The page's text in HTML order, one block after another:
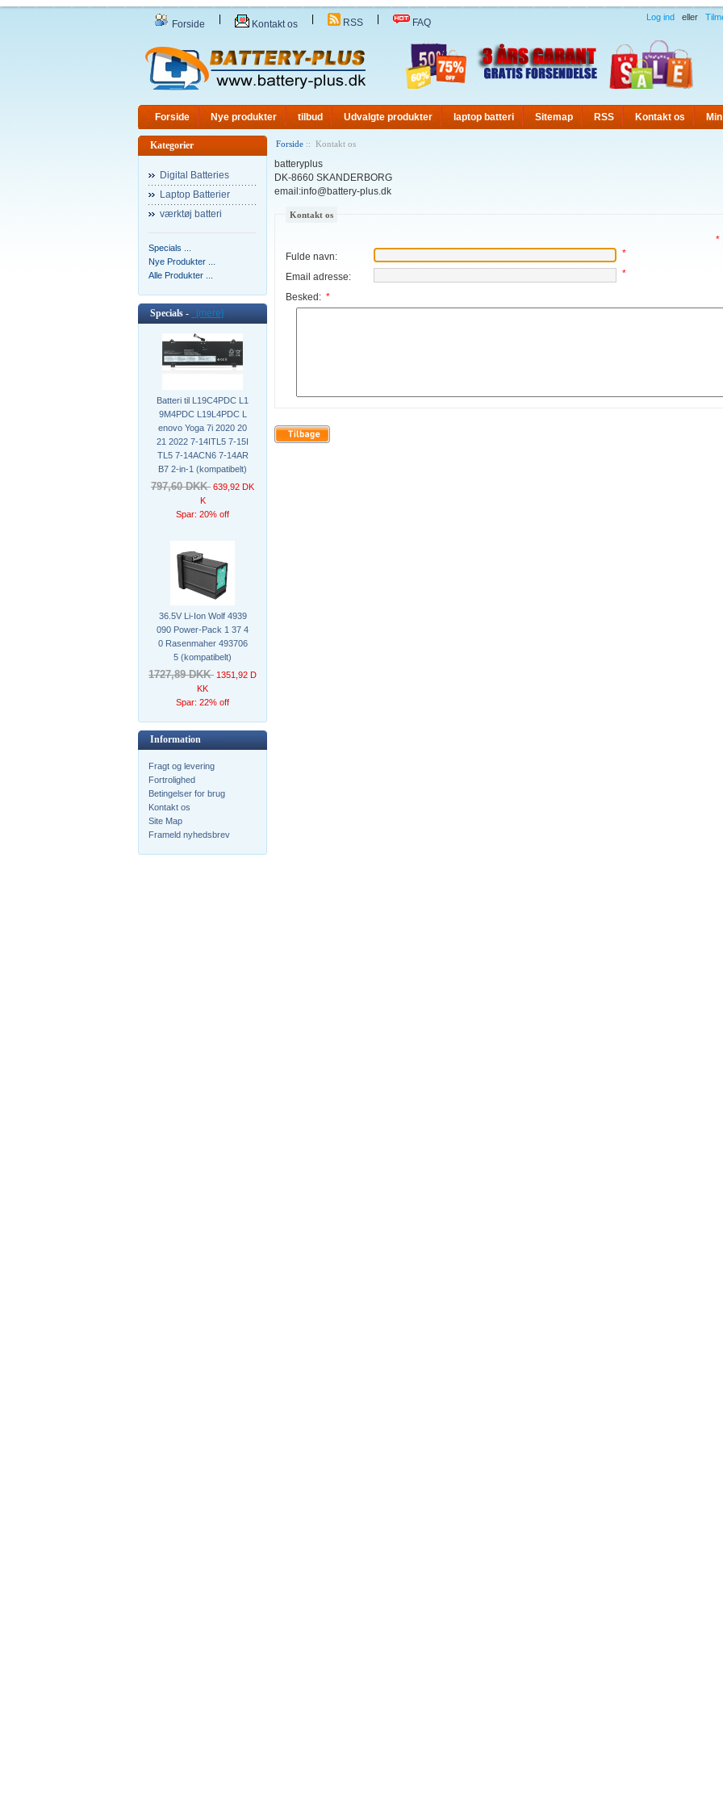
Forside Kontakt os RSS FAQ Log ind eller
Forside Nye produkter tilbud Udvalgte produkter laptop batteri Sitemap RSS Kontakt os
Kategorier
Digital Batteries
Laptop Batterier
værktøj batteri
Specials ...
Nye Produkter ...
Alle Produkter ...
Specials - [mere]
Batteri til L19C4PDC L1
9M4PDC L19L4PDC L
enovo Yoga 7i 2020 20
21 2022 7-14ITL5 7-15I
TL5 7-14ACN6 7-14AR
B7 2-in-1 (kompatibelt)
797,60 DKK 639,92 DK
K
Spar: 20% off
36.5V Li-Ion Wolf 4939
090 Power-Pack 1 37 4
0 Rasenmaher 493706
5 (kompatibelt)
1727,89 DKK 1351,92 D
KK
Spar: 22% off
Information
Fragt og levering
Fortrolighed
Betingelser for brug
Kontakt os
Site Map
Frameld nyhedsbrev
Forside :: Kontakt os
batteryplus
DK-8660 SKANDERBORG
email:info@battery-plus.dk
Kontakt os
*
Fulde navn:
*
Email adresse: *
Besked: *